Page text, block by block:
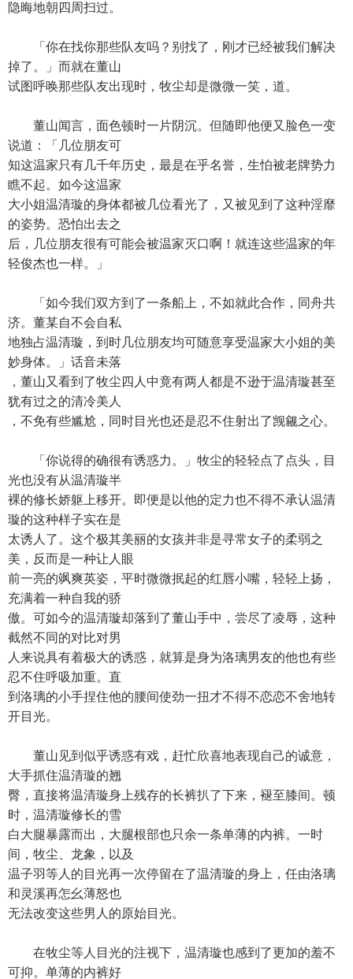
隐晦地朝四周扫过。
「你在找你那些队友吗？别找了，刚才已经被我们解决
掉了。」而就在董山
试图呼唤那些队友出现时，牧尘却是微微一笑，道。
董山闻言，面色顿时一片阴沉。但随即他便又脸色一变
说道：「几位朋友可
知这温家只有几千年历史，最是在乎名誉，生怕被老牌势力
瞧不起。如今这温家
大小姐温清璇的身体都被几位看光了，又被见到了这种淫靡
的姿势。恐怕出去之
后，几位朋友很有可能会被温家灭口啊！就连这些温家的年
轻俊杰也一样。」
「如今我们双方到了一条船上，不如就此合作，同舟共
济。董某自不会自私
地独占温清璇，到时几位朋友均可随意享受温家大小姐的美
妙身体。」话音未落
，董山又看到了牧尘四人中竟有两人都是不逊于温清璇甚至
犹有过之的清冷美人
，不免有些尴尬，同时目光也还是忍不住射出了觊觎之心。
「你说得的确很有诱惑力。」牧尘的轻轻点了点头，目
光也没有从温清璇半
裸的修长娇躯上移开。即便是以他的定力也不得不承认温清
璇的这种样子实在是
太诱人了。这个极其美丽的女孩并非是寻常女子的柔弱之
美，反而是一种让人眼
前一亮的飒爽英姿，平时微微抿起的红唇小嘴，轻轻上扬，
充满着一种自我的骄
傲。可如今的温清璇却落到了董山手中，尝尽了凌辱，这种
截然不同的对比对男
人来说具有着极大的诱惑，就算是身为洛璃男友的他也有些
忍不住呼吸加重。直
到洛璃的小手捏住他的腰间使劲一扭才不得不恋恋不舍地转
开目光。
董山见到似乎诱惑有戏，赶忙欣喜地表现自己的诚意，
大手抓住温清璇的翘
臀，直接将温清璇身上残存的长裤扒了下来，褪至膝间。顿
时，温清璇修长的雪
白大腿暴露而出，大腿根部也只余一条单薄的内裤。一时
间，牧尘、龙象，以及
温子羽等人的目光再一次停留在了温清璇的身上，任由洛璃
和灵溪再怎幺薄怒也
无法改变这些男人的原始目光。
在牧尘等人目光的注视下，温清璇也感到了更加的羞不
可抑。单薄的内裤好